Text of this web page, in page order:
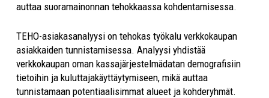
auttaa suoramainonnan tehokkaassa kohdentamisessa.
TEHO-asiakasanalyysi on tehokas työkalu verkkokaupan
asiakkaiden tunnistamisessa. Analyysi yhdistää
verkkokaupan oman kassajärjestelmädatan demografisiin
tietoihin ja kuluttajakäyttäytymiseen, mikä auttaa
tunnistamaan potentiaalisimmat alueet ja kohderyhmät.